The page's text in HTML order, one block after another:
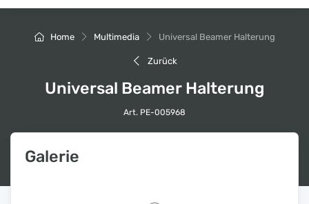
Home Multimedia Universal Beamer Halterung
Zurück
Universal Beamer Halterung
Art. PE-005968
Galerie